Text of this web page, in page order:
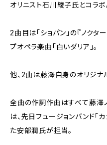
オリニスト石川綾子氏とコラボ
2曲目は「ショパン」の『ノク
プオペラ楽曲「白いダリア」。
他、2曲は藤澤自身のオリジナ
全曲の作詞作曲はすべて藤澤
は、先日フュージョンバンド「
た安部潤氏が担当。